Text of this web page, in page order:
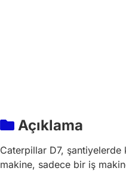
Açıklama
Caterpillar D7, şantiyelerde
makine, sadece bir iş